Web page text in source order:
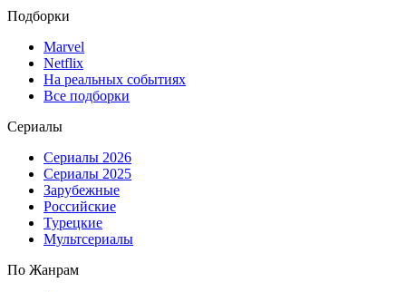
Подборки
Marvel
Netflix
На реальных событиях
Все подборки
Сериалы
Сериалы 2026
Сериалы 2025
Зарубежные
Российские
Турецкие
Мультсериалы
По Жанрам